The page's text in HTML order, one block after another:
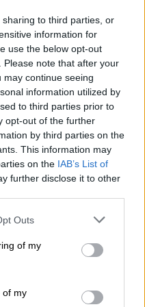
to third parties, or
information for
use the below opt-out
note that after your
continue seeing
information utilized by
to third parties prior to
opt-out of the further
by third parties on the
This information may
on the IAB’s List of
further disclose it to other
Outs
of my
of my
de amplio recorrido
en marcha el Plan
Pública, nos habla
en los años 80 de
Sistema de Salud
la conciencia que
los hospitales
de la